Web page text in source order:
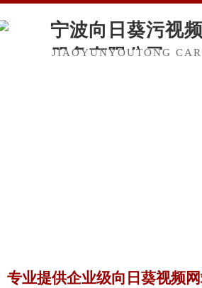
JIAOYUNYOUTONG
宁波向日葵污视
服务有限公司
专业提供企业级向日葵视频